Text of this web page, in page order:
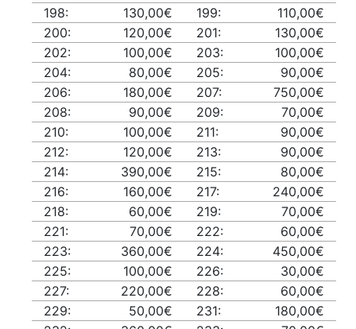
198:
130,00€ 199:
110,00€
200:
120,00€ 201:
130,00€
202:
100,00€ 203:
100,00€
204:
80,00€ 205:
90,00€
206:
180,00€ 207:
750,00€
208:
90,00€ 209:
70,00€
210:
100,00€ 211:
90,00€
212:
120,00€ 213:
90,00€
214:
390,00€ 215:
80,00€
216:
160,00€ 217:
240,00€
218:
60,00€ 219:
70,00€
221:
70,00€ 222:
60,00€
223:
360,00€ 224:
450,00€
225:
100,00€ 226:
30,00€
227:
220,00€ 228:
60,00€
229:
50,00€ 231:
180,00€